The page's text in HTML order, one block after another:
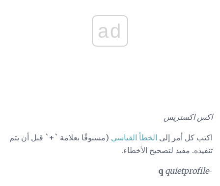
ad
اكس اكستريس
اكتب كل أمر إلى الخطأ القياسي (مسبوقًا بعلامة `+` قبل أن يتم
تنفيذه. مفيد لتصحيح الأخطاء.
-q
quietprofile